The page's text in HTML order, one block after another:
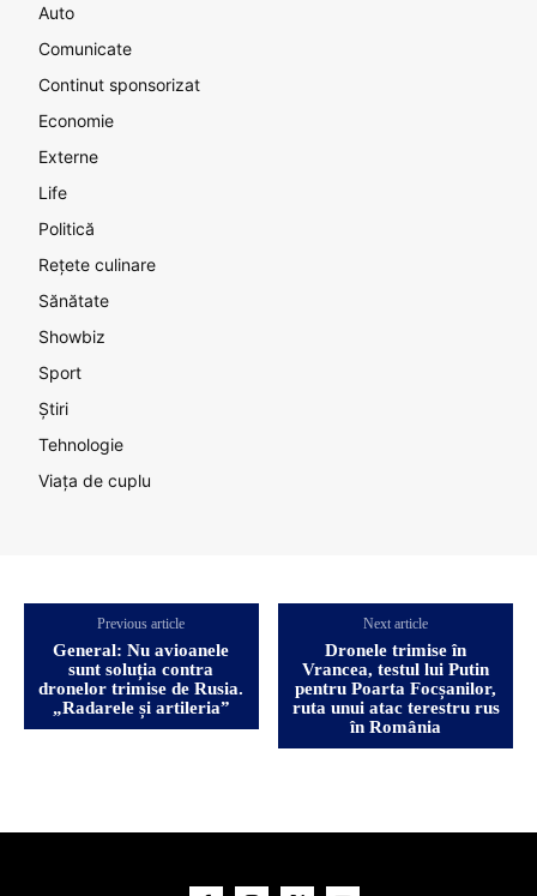
Auto
Comunicate
Continut sponsorizat
Economie
Externe
Life
Politică
Rețete culinare
Sănătate
Showbiz
Sport
Știri
Tehnologie
Viața de cuplu
Previous article
General: Nu avioanele
sunt soluția contra
dronelor trimise de Rusia.
„Radarele și artileria”
Next article
Dronele trimise în
Vrancea, testul lui Putin
pentru Poarta Focșanilor,
ruta unui atac terestru rus
în România